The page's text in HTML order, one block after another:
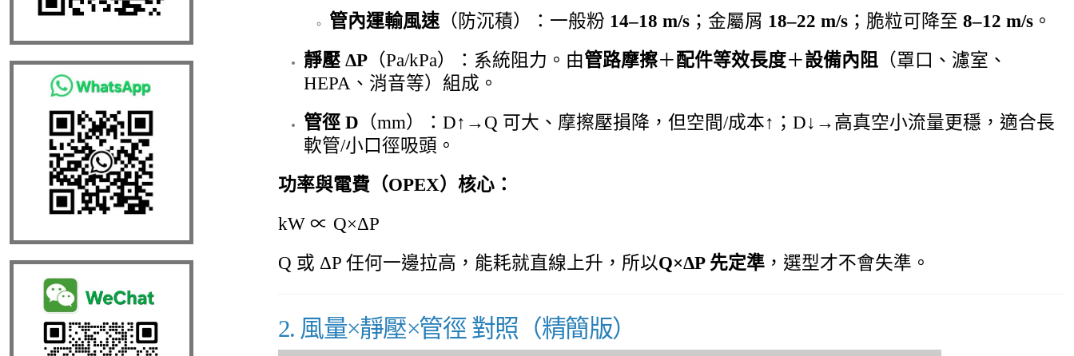
管內運輸風速 （防沉積）：一般粉 14–18 m/s ；金屬屑 18–22 m/s ；脆粒可降至 8–12 m/s 。
靜壓 ΔP （Pa/kPa）：系統阻力。由管路摩擦＋配件等效長度＋設備內阻
（罩口、濾室、
HEPA、消音等）組成。
管徑 D （mm）：D↑→Q 可大、摩擦壓損降，但空間/成本↑；D↓→高真空小流量更穩，適合長
軟管/小口徑吸頭。
功率與電費（OPEX）核心：
kW ∝ Q×ΔP
Q 或 ΔP 任何一邊拉高，能耗就直線上升，所以Q×ΔP 先定準 ，選型才不會失準。
2. 風量×靜壓×管徑 對照（精簡版）